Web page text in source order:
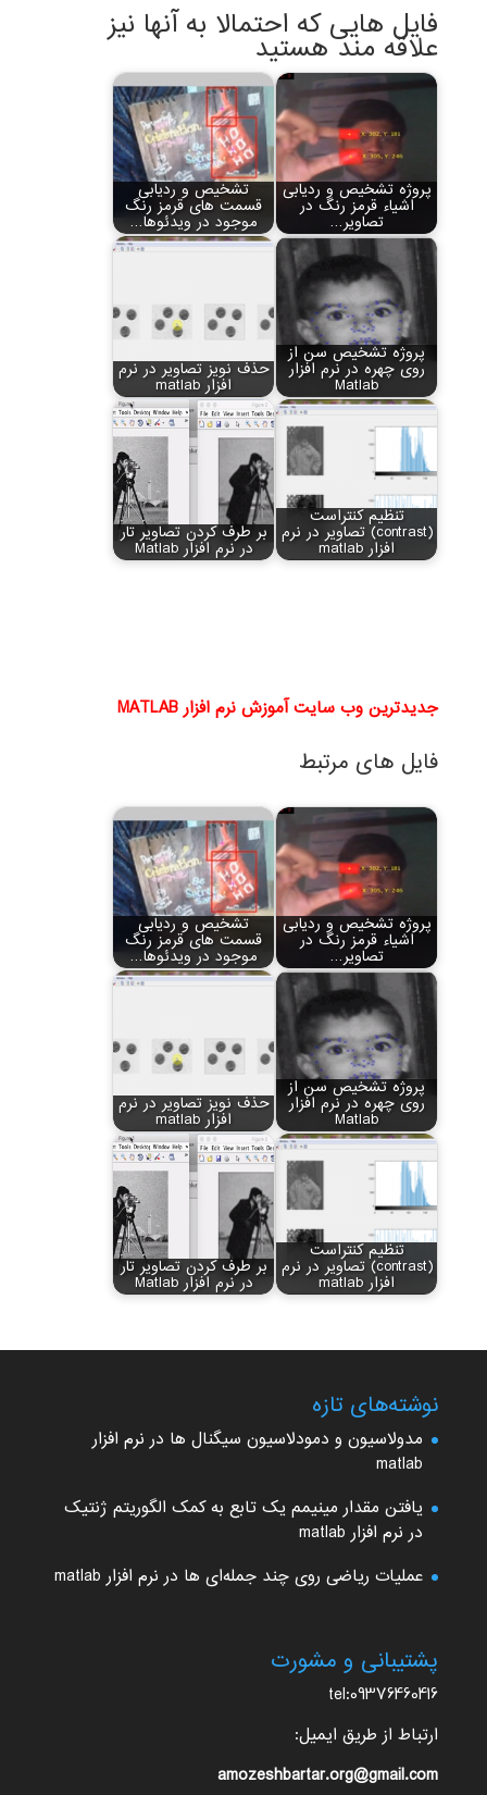
فایل هایی که احتمالا به آنها نیز
علاقه مند هستید
پروژه تشخیص و ردیابی
اشیاء قرمز رنگ در
تصاویر…
تشخیص و ردیابی
قسمت های قرمز رنگ
موجود در ویدئوها…
پروژه تشخیص سن از
روی چهره در نرم افزار
Matlab
حذف نویز تصاویر در نرم
افزار matlab
تنظیم کنتراست
(contrast) تصاویر در نرم
افزار matlab
بر طرف کردن تصاویر تار
در نرم افزار Matlab
جدیدترین وب سایت آموزش نرم افزار MATLAB
فایل های مرتبط
پروژه تشخیص و ردیابی
اشیاء قرمز رنگ در
تصاویر…
تشخیص و ردیابی
قسمت های قرمز رنگ
موجود در ویدئوها…
پروژه تشخیص سن از
روی چهره در نرم افزار
Matlab
حذف نویز تصاویر در نرم
افزار matlab
تنظیم کنتراست
(contrast) تصاویر در نرم
افزار matlab
بر طرف کردن تصاویر تار
در نرم افزار Matlab
نوشته‌های تازه
مدولاسیون و دمودلاسیون سیگنال ها در نرم افزار
matlab
یافتن مقدار مینیمم یک تابع به کمک الگوریتم ژنتیک
در نرم افزار matlab
عملیات ریاضی روی چند جمله‌ای ها در نرم افزار matlab
پشتیبانی و مشورت
tel:09376460416
ارتباط از طریق ایمیل:
amozeshbartar.org@gmail.com